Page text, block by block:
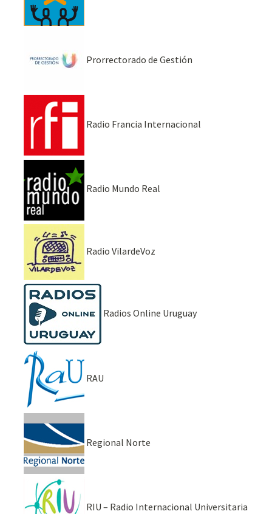
Prorrectorado de Gestión
Radio Francia Internacional
Radio Mundo Real
Radio VilardeVoz
Radios Online Uruguay
RAU
Regional Norte
RIU – Radio Internacional Universitaria